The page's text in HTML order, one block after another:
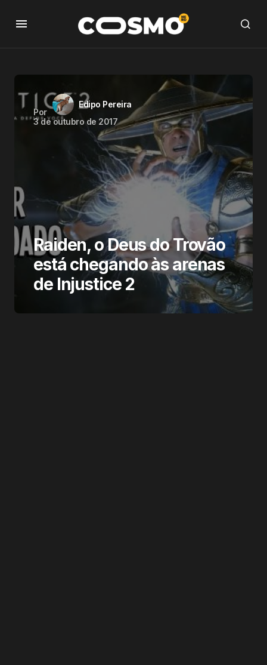
Por
Edipo Pereira
3 de outubro de 2017
Raiden, o Deus do Trovão
está chegando às arenas
de Injustice 2